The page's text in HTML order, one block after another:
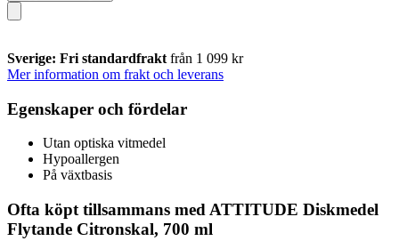
Sverige: Fri standardfrakt från 1 099 kr
Mer information om frakt och leverans
Egenskaper och fördelar
Utan optiska vitmedel
Hypoallergen
På växtbasis
Ofta köpt tillsammans med ATTITUDE Diskmedel
Flytande Citronskal, 700 ml